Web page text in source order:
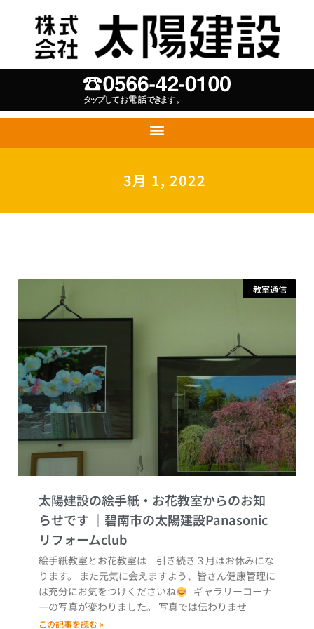
3月 1, 2022
教室通信
太陽建設の絵手紙・お花教室からのお知
らせです
絵手紙教室とお花教室は 引き続き３月はお休みにな
ります。 また元気に会えますよう、皆さん健康管理に
は充分にお気をつけくださいね
ギャラリーコーナ
ーの写真が変わりました。 写真では伝わりませ
この記事を読む »